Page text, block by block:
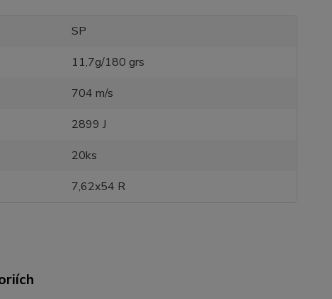
SP
11,7g/180 grs
704 m/s
2899 J
20ks
7,62x54 R